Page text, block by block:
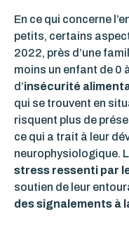
En ce qui concerne
petits, certains
2022, près d’une
moins un enfant de 0
d’insécurité
qui se trouvent en
risquent plus de
ce qui a trait à leur
neurophysiologique.
stress ressenti par
soutien de leur
des signalements à